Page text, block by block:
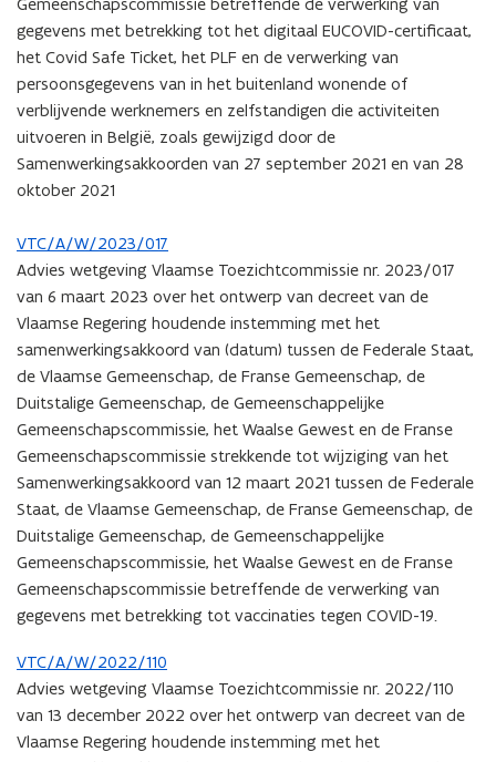
gegevens met betrekking tot het digitaal EUCOVID-certificaat,
het Covid Safe Ticket, het PLF en de verwerking van
persoonsgegevens van in het buitenland wonende of
verblijvende werknemers en zelfstandigen die activiteiten
uitvoeren in België, zoals gewijzigd door de
Samenwerkingsakkoorden van 27 september 2021 en van 28
oktober 2021
VTC/A/W/2023/017
Advies wetgeving Vlaamse Toezichtcommissie nr. 2023/017
van 6 maart 2023 over het ontwerp van decreet van de
Vlaamse Regering houdende instemming met het
samenwerkingsakkoord van (datum) tussen de Federale Staat,
de Vlaamse Gemeenschap, de Franse Gemeenschap, de
Duitstalige Gemeenschap, de Gemeenschappelijke
Gemeenschapscommissie, het Waalse Gewest en de Franse
Gemeenschapscommissie strekkende tot wijziging van het
Samenwerkingsakkoord van 12 maart 2021 tussen de Federale
Staat, de Vlaamse Gemeenschap, de Franse Gemeenschap, de
Duitstalige Gemeenschap, de Gemeenschappelijke
Gemeenschapscommissie, het Waalse Gewest en de Franse
Gemeenschapscommissie betreffende de verwerking van
gegevens met betrekking tot vaccinaties tegen COVID-19.
VTC/A/W/2022/110
Advies wetgeving Vlaamse Toezichtcommissie nr. 2022/110
van 13 december 2022 over het ontwerp van decreet van de
Vlaamse Regering houdende instemming met het